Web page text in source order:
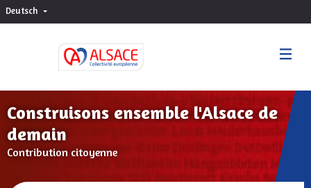
Deutsch Choisir la langue
Construisons ensemble l'Alsace de
demain
Contribution citoyenne